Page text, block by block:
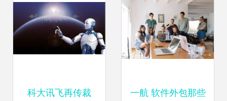
科大讯飞再传裁 一航 软件外包那些